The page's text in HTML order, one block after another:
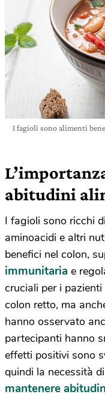
I fagioli sono alimenti
abitudini
I fagioli sono ricchi di
aminoacidi e altri
benefici nel colon,
immunitaria e
cruciali per i
colon retto, ma
hanno osservato
partecipanti hanno
effetti positivi sono
quindi la necessità
mantenere